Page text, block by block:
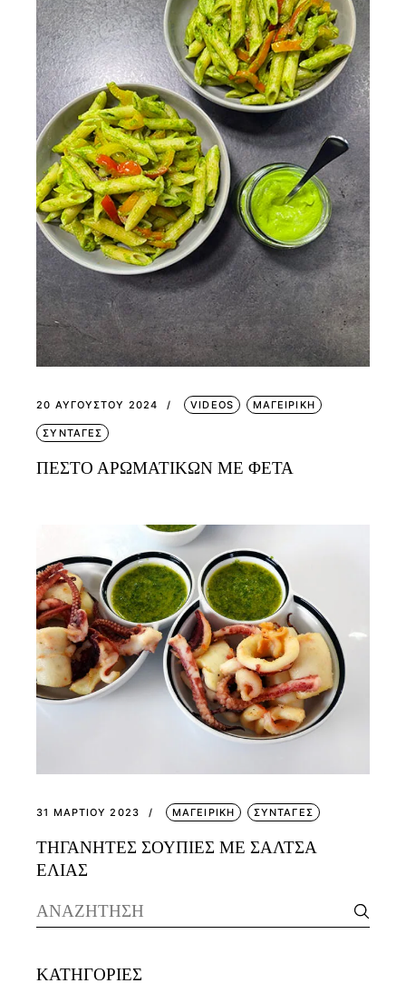
20 ΑΥΓΟΎΣΤΟΥ 2024 VIDEOS ΜΑΓΕΙΡΙΚΗ
ΣΥΝΤΑΓΕΣ
ΠΕΣΤΟ ΑΡΩΜΑΤΙΚΩΝ ΜΕ ΦΕΤΑ
31 ΜΑΡΤΊΟΥ 2023 ΜΑΓΕΙΡΙΚΗ ΣΥΝΤΑΓΕΣ
ΤΗΓΑΝΗΤΕΣ ΣΟΥΠΙΕΣ ΜΕ ΣΑΛΤΣΑ
ΕΛΙΑΣ
Search
for:
KΑΤΗΓΟΡΊΕΣ